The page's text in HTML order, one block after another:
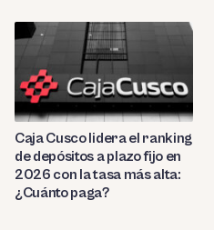
Caja Cusco lidera el ranking
de depósitos a plazo fijo en
2026 con la tasa más alta:
¿Cuánto paga?